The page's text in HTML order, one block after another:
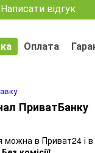
Написати відгук
Оплата
ПриватБанку
в Приват24 і в